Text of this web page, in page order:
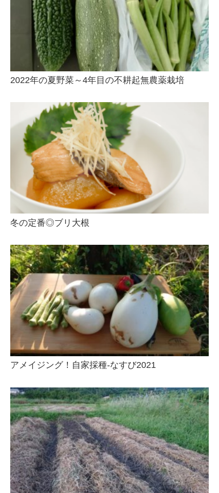
2022年の夏野菜～4年目の不耕起無農薬栽培
冬の定番◎ブリ大根
アメイジング！自家採種-なすび2021